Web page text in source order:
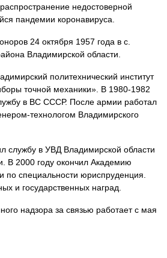
недостоверной
пандемии коронавируса.
24 октября 1957 года в с.
Владимирской области.
политехнический институт
точной механики». В 1980-1982
в ВС СССР. После армии работал
технологом Владимирского
службу в УВД Владимирской области
В 2000 году окончил Академию
по специальности юриспруденция.
и государственных наград.
надзора за связью работает с мая